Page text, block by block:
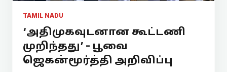
TAMIL NADU
‘அதிமுகவுடனான கூட்டணி
முறிந்தது’ - பூவை
ஜெகன்மூர்த்தி அறிவிப்பு